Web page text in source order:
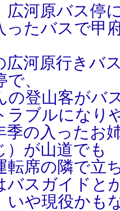
河原バス停
ったバスで甲
広河原行きバ
、
の登山客がバ
ラブルになり
季の入ったお
）が山道でも
転席の隣で立
バスガイドと
いや現役かも